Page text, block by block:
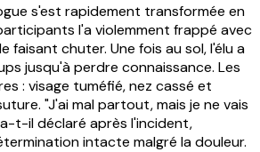
s'est rapidement transformée en
l'a violemment frappé avec
faisant chuter. Une fois au sol, l'élu a
jusqu'à perdre connaissance. Les
: visage tuméfié, nez cassé et
"J'ai mal partout, mais je ne vais
a-t-il déclaré après l'incident,
intacte malgré la douleur.